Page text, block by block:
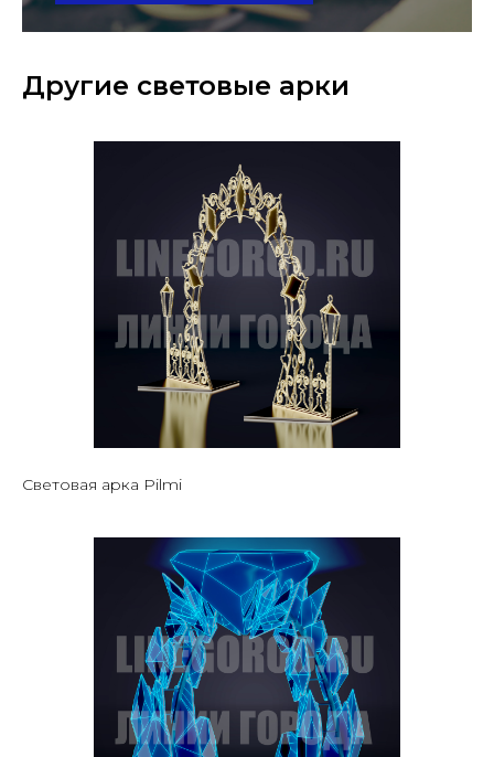
Другие световые арки
Световая арка Pilmi